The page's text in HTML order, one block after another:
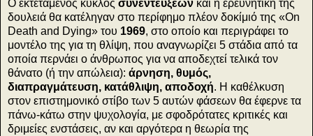
Ο εκτεταμένος κύκλος συνεντεύξεων και η ερευνητική της
δουλειά θα κατέληγαν στο περίφημο πλέον δοκίμιό της «On
Death and Dying» του 1969, στο οποίο και περιγράφει το
μοντέλο της για τη θλίψη, που αναγνωρίζει 5 στάδια από τα
οποία περνάει ο άνθρωπος για να αποδεχτεί τελικά τον
θάνατο (ή την απώλεια): άρνηση, θυμός,
διαπραγμάτευση, κατάθλιψη, αποδοχή. Η καθέλκυση
στον επιστημονικό στίβο των 5 αυτών φάσεων θα έφερνε τα
πάνω-κάτω στην ψυχολογία, με σφοδρότατες κριτικές και
δριμείες ενστάσεις, αν και αργότερα η θεωρία της